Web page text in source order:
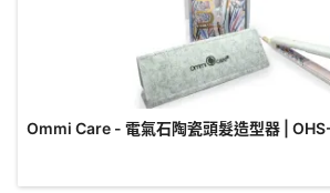
Ommi Care - 電氣石陶瓷頭髮造型器 |